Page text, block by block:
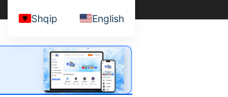
Shqip English